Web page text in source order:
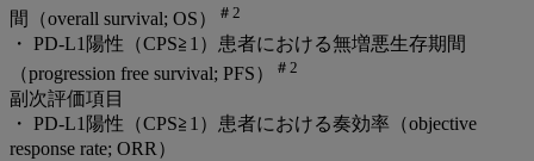
間（overall survival; OS）
＃2
・ PD-L1陽性（CPS≧1）患者における無増悪生存期間
（progression free survival; PFS）
＃2
副次評価項目
・ PD-L1陽性（CPS≧1）患者における奏効率（objective
response rate; ORR）